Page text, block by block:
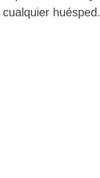
cualquier huésped.